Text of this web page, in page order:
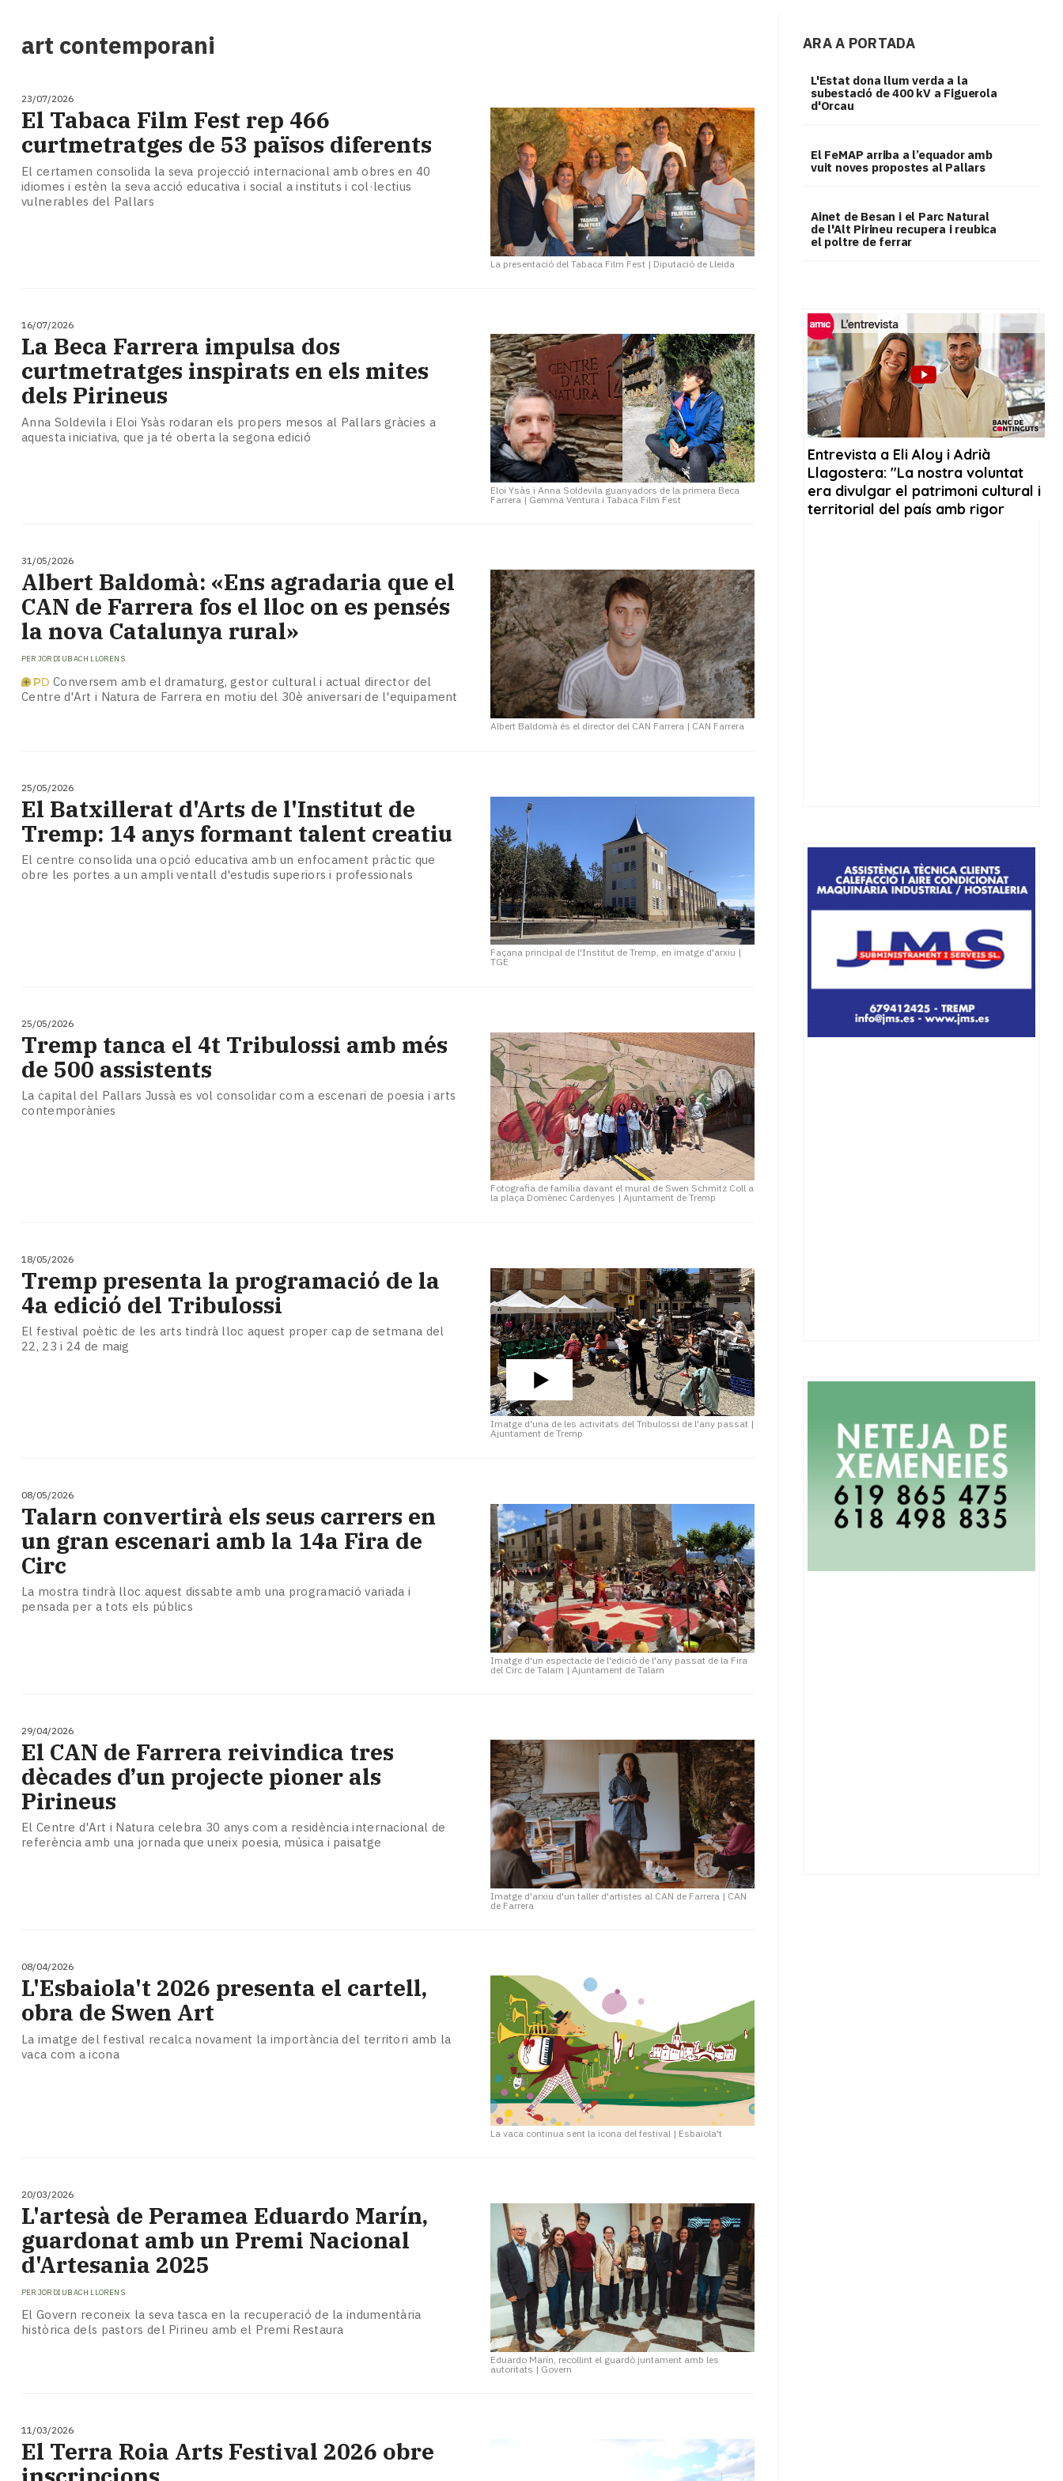
Cultura
tant!
TV
i
mitjans
El
temps
la
teva!
Subscriptors
La
newsletter
Pallars
Contingut
art contemporani
23/07/2026
La presentació del Tabaca Film Fest | Diputació de Lleida
El Tabaca Film Fest rep 466
curtmetratges de 53 països diferents
El certamen consolida la seva projecció internacional amb obres en 40
idiomes i estèn la seva acció educativa i social a instituts i col·lectius
vulnerables del Pallars
16/07/2026
Eloi Ysàs i Anna Soldevila guanyadors de la primera Beca
Farrera | Gemma Ventura i Tabaca Film Fest
La Beca Farrera impulsa dos
curtmetratges inspirats en els mites
dels Pirineus
Anna Soldevila i Eloi Ysàs rodaran els propers mesos al Pallars gràcies a
aquesta iniciativa, que ja té oberta la segona edició
31/05/2026
Albert Baldomà és el director del CAN Farrera | CAN Farrera
Albert Baldomà: «Ens agradaria que el
CAN de Farrera fos el lloc on es pensés
la nova Catalunya rural»
PER JORDI UBACH LLORENS
Conversem amb el dramaturg, gestor cultural i actual director del
Centre d'Art i Natura de Farrera en motiu del 30è aniversari de l'equipament
25/05/2026
Façana principal de l'Institut de Tremp, en imatge d'arxiu |
TGE
El Batxillerat d'Arts de l'Institut de
Tremp: 14 anys formant talent creatiu
El centre consolida una opció educativa amb un enfocament pràctic que
obre les portes a un ampli ventall d'estudis superiors i professionals
25/05/2026
Fotografia de família davant el mural de Swen Schmitz Coll a
la plaça Domènec Cardenyes |Ajuntament de Tremp
Tremp tanca el 4t Tribulossi amb més
de 500 assistents
La capital del Pallars Jussà es vol consolidar com a escenari de poesia i arts
contemporànies
18/05/2026
Imatge d'una de les activitats del Tribulossi de l'any passat |
Ajuntament de Tremp
Tremp presenta la programació de la
4a edició del Tribulossi
El festival poètic de les arts tindrà lloc aquest proper cap de setmana del
22, 23 i 24 de maig
08/05/2026
Imatge d'un espectacle de l'edició de l'any passat de la Fira
del Circ de Talarn | Ajuntament de Talarn
Talarn convertirà els seus carrers en
un gran escenari amb la 14a Fira de
Circ
La mostra tindrà lloc aquest dissabte amb una programació variada i
pensada per a tots els públics
29/04/2026
Imatge d'arxiu d'un taller d'artistes al CAN de Farrera | CAN
de Farrera
El CAN de Farrera reivindica tres
dècades d’un projecte pioner als
Pirineus
El Centre d'Art i Natura celebra 30 anys com a residència internacional de
referència amb una jornada que uneix poesia, música i paisatge
08/04/2026
La vaca continua sent la icona del festival | Esbaiola't
L'Esbaiola't 2026 presenta el cartell,
obra de Swen Art
La imatge del festival recalca novament la importància del territori amb la
vaca com a icona
20/03/2026
Eduardo Marín, recollint el guardò juntament amb les
autoritats | Govern
L'artesà de Peramea Eduardo Marín,
guardonat amb un Premi Nacional
d'Artesania 2025
PER JORDI UBACH LLORENS
El Govern reconeix la seva tasca en la recuperació de la indumentària
històrica dels pastors del Pirineu amb el Premi Restaura
11/03/2026
El Terra Roia Arts Festival 2026 obre
ARA A PORTADA
L'Estat dona llum verda a la
subestació de 400 kV a Figuerola
d'Orcau
El FeMAP arriba a l’equador amb
vuit noves propostes al Pallars
Ainet de Besan i el Parc Natural
de l'Alt Pirineu recupera i reubica
el poltre de ferrar